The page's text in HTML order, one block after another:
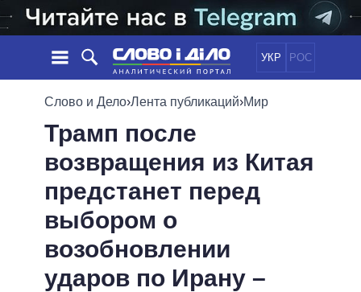
УКР РОС
НОВОСТИ
ЛЕНТА
СОБЫТИЯ
СТАТЬИ
МНЕНИЯ
ОБЗОРЫ
ДАЙДЖЕСТЫ
ПОЛИТИКА
ЭКОНОМИКА
ОБЩЕСТВО
МИР
ОБЕЩАНИЯ
ПОЛИТИКИ
ВСЕ ПОЛИТИКИ
ПРЕЗИДЕНТ И ОФИС
ВЕРХОВНАЯ РАДА
КАБИНЕТ МИНИСТРОВ
ИНФОГРАФИКА
ВИДЕО
ПОДДЕРЖАТЬ
Слово и Дело›Лента публикаций›Мир
Трамп после
возвращения из Китая
предстанет перед
выбором о
возобновлении
ударов по Ирану –